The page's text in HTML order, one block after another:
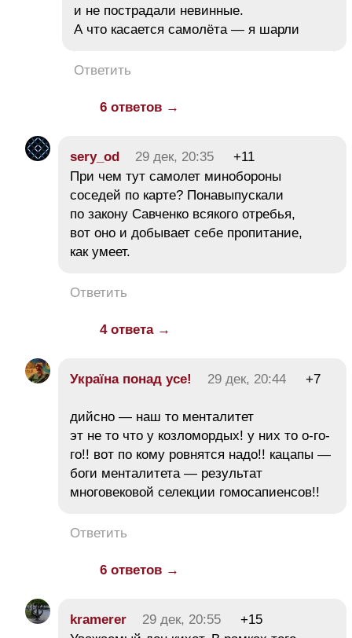
и не пострадали невинные.
А что касается самолёта — я шарли
Ответить
6 ответов →
sery_od 29 дек, 20:35
+11
При чем тут самолет минобороны
соседей по карте? Понавыпускали
по закону Савченко всякого отребья,
вот оно и добывает себе пропитание,
как умеет.
Ответить
4 ответа →
Україна понад усe! 29 дек, 20:44 +7
дийсно — наш то менталитет
эт не то что у козломордых! у них то о-го-
го!! вот по кому ровнятся надо!! кацапы —
боги менталитета — результат
многовековой селекции гомосапиенсов!!
Ответить
6 ответов →
kramerer 29 дек, 20:55
+15